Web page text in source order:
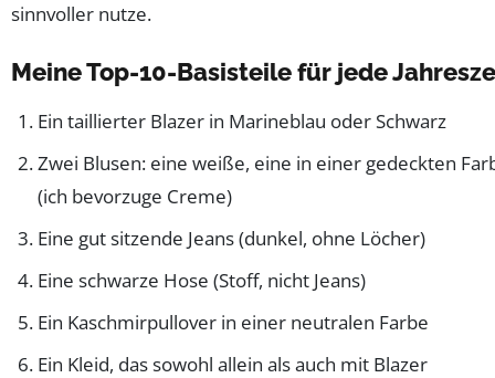
sinnvoller nutze.
Meine Top-10-Basisteile für jede
Ein taillierter Blazer in Marineblau oder Schwarz
Zwei Blusen: eine weiße, eine in einer gedeckten
(ich bevorzuge Creme)
Eine gut sitzende Jeans (dunkel, ohne Löcher)
Eine schwarze Hose (Stoff, nicht Jeans)
Ein Kaschmirpullover in einer neutralen Farbe
Ein Kleid, das sowohl allein als auch mit Blazer